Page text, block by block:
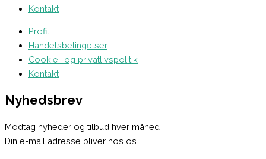
Kontakt
Profil
Handelsbetingelser
Cookie- og privatlivspolitik
Kontakt
Nyhedsbrev
Modtag nyheder og tilbud hver måned
Din e-mail adresse bliver hos os